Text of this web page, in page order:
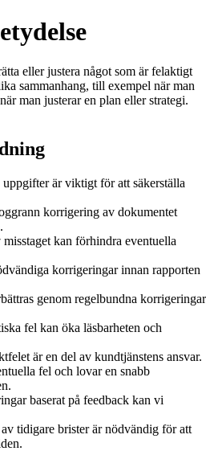
eller justera något som är felaktigt
sammanhang, till exempel när man
man justerar en plan eller strategi.
är viktigt för att säkerställa
korrigering av dokumentet
kan förhindra eventuella
korrigeringar innan rapporten
genom regelbundna korrigeringar
fel kan öka läsbarheten och
är en del av kundtjänstens ansvar.
fel och lovar en snabb
baserat på feedback kan vi
tidigare brister är nödvändig för att